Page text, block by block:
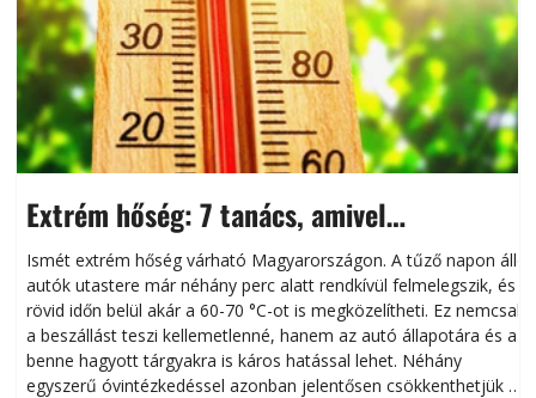
Extrém hőség: 7 tanács, amivel
megóvhatjuk autónkat a nyári károktól
Ismét extrém hőség várható Magyarországon. A tűző napon álló
autók utastere már néhány perc alatt rendkívül felmelegszik, és
rövid időn belül akár a 60-70 °C-ot is megközelítheti. Ez nemcsak
a beszállást teszi kellemetlenné, hanem az autó állapotára és a
benne hagyott tárgyakra is káros hatással lehet. Néhány
egyszerű óvintézkedéssel azonban jelentősen csökkenthetjük a